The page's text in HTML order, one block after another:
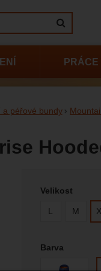
a péřové bundy
Velikost
L M
Barva
PRÁCE